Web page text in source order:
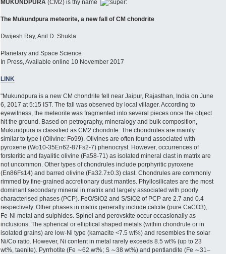
MUKUNDPURA (CM2) is thy name
The Mukundpura meteorite, a new fall of CM chondrite
Dwijesh Ray, Anil D. Shukla
Planetary and Space Science
In Press, Available online 10 November 2017
LINK
"Mukundpura is a new CM chondrite fell near Jaipur, Rajasthan, India on June
6, 2017 at 5:15 IST. The fall was observed by local villager. According to
eyewitness, the meteorite was fragmented into several pieces once the object
hit the ground. Based on petrography, mineralogy and bulk composition,
Mukundpura is classified as CM2 chondrite. The chondrules are mainly
similar to type I (Olivine: Fo99). Olivines are often found associated with
pyroxene (Wo10-35En62-87Fs2-7) phenocryst. However, occurrences of
forsteritic and fayalitic olivine (Fa58-71) as isolated mineral clast in matrix are
not uncommon. Other types of chondrules include porphyritic pyroxene
(En86Fs14) and barred olivine (Fa32.7±0.3) clast. Chondrules are commonly
rimmed by fine-grained accretionary dust mantles. Phyllosilicates are the most
dominant secondary mineral in matrix and largely associated with poorly
characterised phases (PCP). FeO/SiO2 and S/SiO2 of PCP are 2.7 and 0.4
respectively. Other phases in matrix generally include calcite (pure CaCO3),
Fe-Ni metal and sulphides. Spinel and perovskite occur occasionally as
inclusions. The spherical or elliptical shaped metals (within chondrule or in
isolated grains) are low-Ni type (kamacite <7.5 wt%) and resembles the solar
Ni/Co ratio. However, Ni content in metal rarely exceeds 8.5 wt% (up to 23
wt%, taenite). Pyrrhotite (Fe ∼62 wt%; S ∼38 wt%) and pentlandite (Fe ∼31–